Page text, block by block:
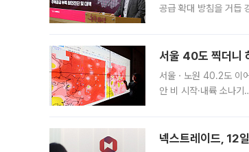
공급 확대 방침을 거듭
서울 40도 찍더
서울ㆍ노원 40.2도 이
안 비 시작·내륙 소나
넥스트레이드, 12